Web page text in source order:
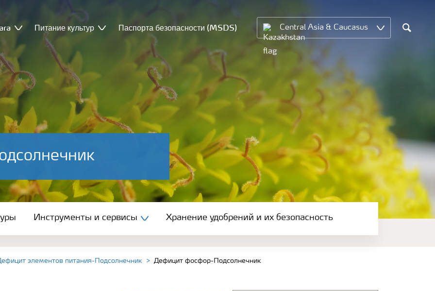
Питание культур Паспорта безопасности (MSDS) Central Asia & Caucasus
Инструменты и сервисы Хранение удобрений и их безопасность
элементов питания-Подсолнечник Дефицит фосфор-Подсолнечник